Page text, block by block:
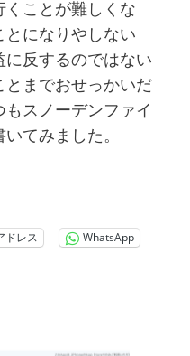
くことが難しくな
とになりやしない
に反するのではない
とまでおせっかいだ
スノーデンファイ
てみました。
ドレス
WhatsApp